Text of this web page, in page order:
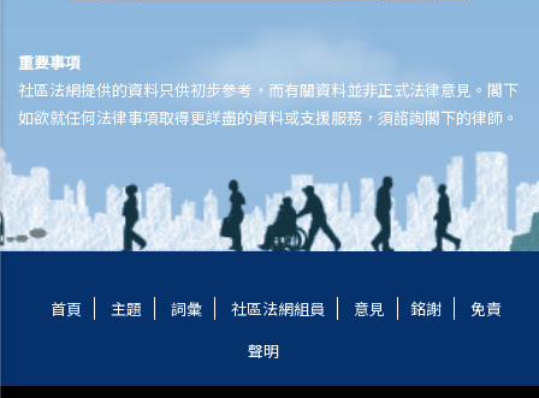
5. 關於民事訴訟之進行過程，有甚麼其他一般事項我應注意？
和解協議
1. 適用範圍
2. 作出承認
3. 作出承認的後續程序
B. 「附帶條款和解提議」及「附帶條款付款」
C. 庭外和解
重要事項
社區法網提供的資料只供初步參考，而有關資料並非正式法律意見。閣下
如欲就任何法律事項取得更詳盡的資料或支援服務，須諮詢閣下的律師。
首頁 主題 詞彙 社區法網組員 意見 銘謝
免責
聲明